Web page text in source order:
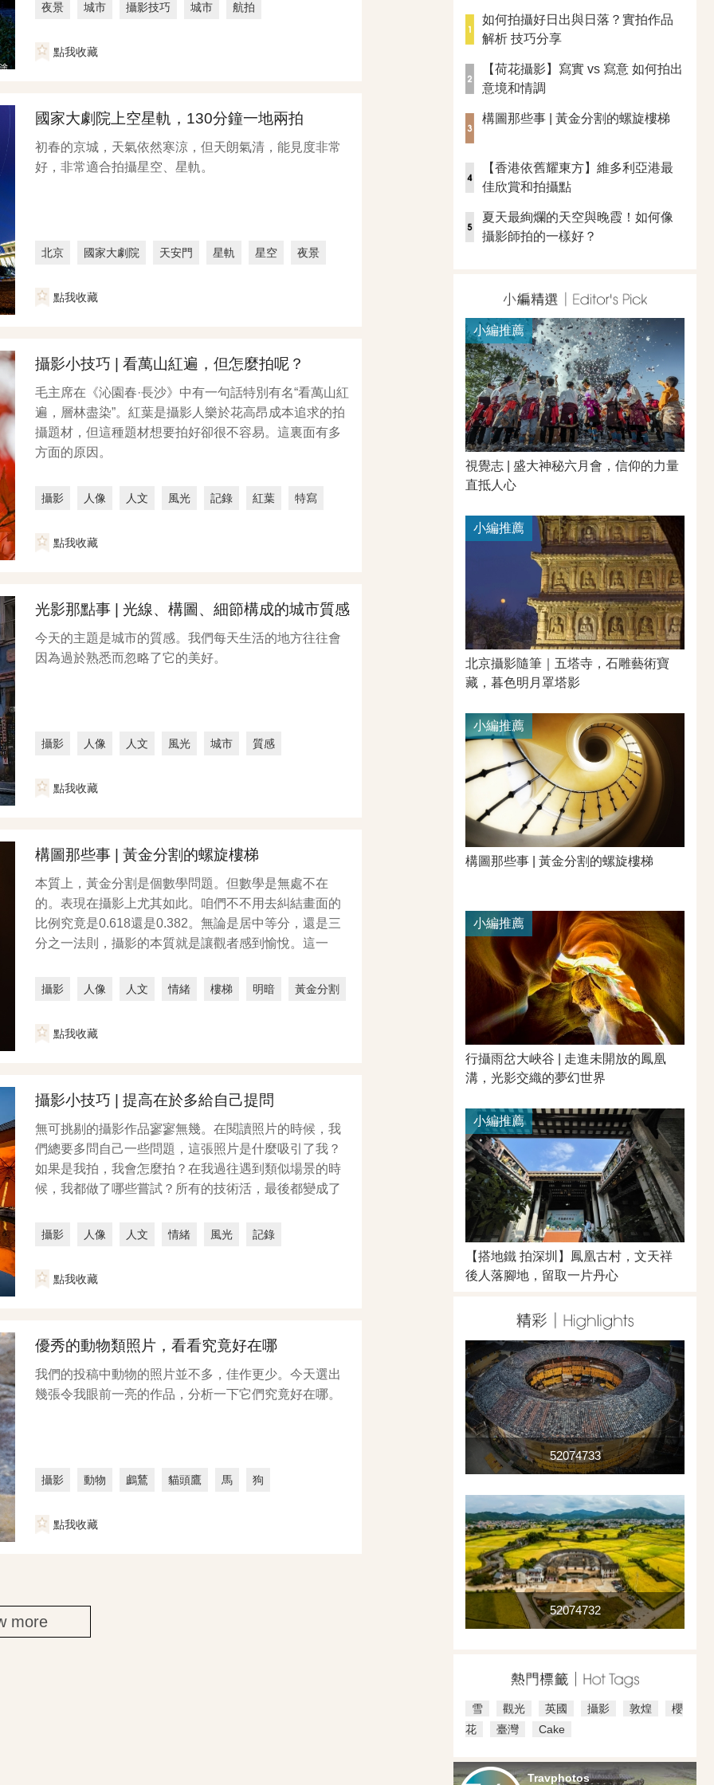
夜景 城市 攝影技巧 城市 航拍
點我收藏
國家大劇院上空星軌，130分鐘一地兩拍
初春的京城，天氣依然寒涼，但天朗氣清，能見度非常
好，非常適合拍攝星空、星軌。
北京 國家大劇院 天安門 星軌 星空 夜景
點我收藏
攝影小技巧 | 看萬山紅遍，但怎麼拍呢？
毛主席在《沁園春·長沙》中有一句話特別有名“看萬山紅
遍，層林盡染”。紅葉是攝影人樂於花高昂成本追求的拍
攝題材，但這種題材想要拍好卻很不容易。這裏面有多
方面的原因。
攝影 人像 人文 風光 記錄 紅葉
特寫
點我收藏
光影那點事 | 光線、構圖、細節構成的城市質感
今天的主題是城市的質感。我們每天生活的地方往往會
因為過於熟悉而忽略了它的美好。
攝影 人像 人文 風光 城市 質感
點我收藏
構圖那些事 | 黃金分割的螺旋樓梯
本質上，黃金分割是個數學問題。但數學是無處不在
的。表現在攝影上尤其如此。咱們不不用去糾結畫面的
比例究竟是0.618還是0.382。無論是居中等分，還是三
分之一法則，攝影的本質就是讓觀者感到愉悅。這一
攝影 人像 人文 情緒 樓梯 明暗
黃金分割
點我收藏
攝影小技巧 | 提高在於多給自己提問
無可挑剔的攝影作品寥寥無幾。在閱讀照片的時候，我
們總要多問自己一些問題，這張照片是什麼吸引了我？
如果是我拍，我會怎麼拍？在我過往遇到類似場景的時
候，我都做了哪些嘗試？所有的技術活，最後都變成了
攝影 人像 人文 情緒 風光 記錄
點我收藏
優秀的動物類照片，看看究竟好在哪
我們的投稿中動物的照片並不多，佳作更少。今天選出
幾張令我眼前一亮的作品，分析一下它們究竟好在哪。
攝影 動物 鸕鶿 貓頭鷹 馬 狗
點我收藏
more
如何拍攝好日出與日落？實拍作品
解析 技巧分享
【荷花攝影】寫實 vs 寫意 如何拍出
意境和情調
構圖那些事 | 黃金分割的螺旋樓梯
【香港依舊耀東方】維多利亞港最
佳欣賞和拍攝點
夏天最絢爛的天空與晚霞！如何像
攝影師拍的一樣好？
視覺志 | 盛大神秘六月會，信仰的力量
直抵人心
小編推薦
北京攝影隨筆｜​五塔寺，石雕藝術寶
藏，暮色明月罩塔影
小編推薦
構圖那些事 | 黃金分割的螺旋樓梯
小編推薦
行攝雨岔大峽谷 | 走進未開放的鳳凰
溝，光影交織的夢幻世界
小編推薦
【搭地鐵 拍深圳】鳳凰古村，文天祥
後人落腳地，留取一片丹心
小編推薦
52074733
52074732
雪 觀光 英國 攝影 敦煌
櫻
花
臺灣 Cake
Travphotos